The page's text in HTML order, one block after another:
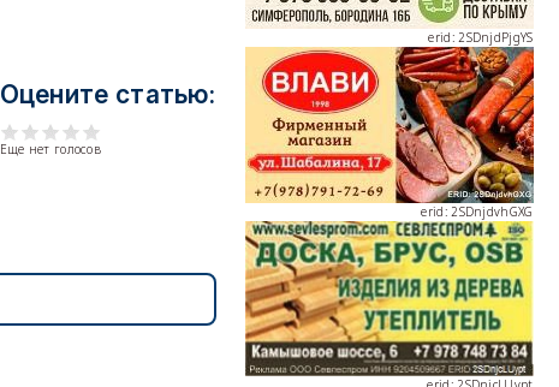
Оцените статью:
Еще нет голосов erid: 2SDnjdvhGXG
erid: 2SDnjcLUypt